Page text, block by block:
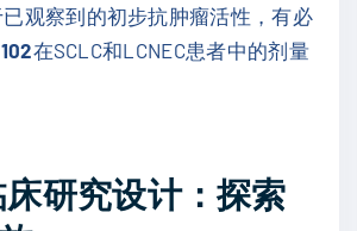
观察到的初步抗肿瘤活性，有必
在SCLC和LCNEC患者中的剂量
床研究设计：探索